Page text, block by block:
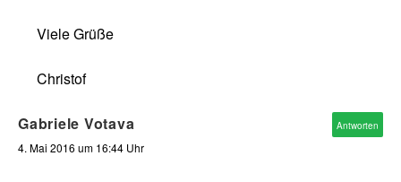
Viele Grüße
Christof
Gabriele Votava
4. Mai 2016 um 16:44 Uhr
Antworten